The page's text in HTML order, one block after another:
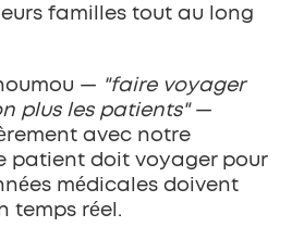
familles tout au long
— "faire voyager
plus les patients" —
avec notre
patient doit voyager pour
médicales doivent
temps réel.